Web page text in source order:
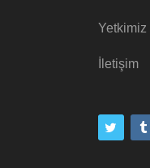
Yetkimiz
İletişim